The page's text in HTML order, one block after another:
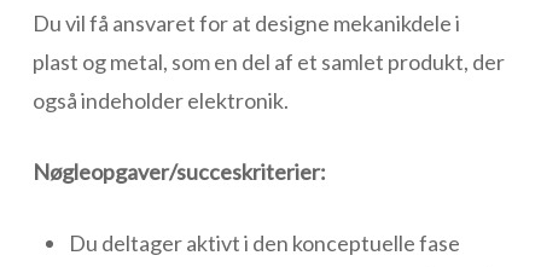
Du vil få ansvaret for at designe mekanikdele i
plast og metal, som en del af et samlet produkt, der
også indeholder elektronik.
Nøgleopgaver/succeskriterier:
Du deltager aktivt i den konceptuelle fase